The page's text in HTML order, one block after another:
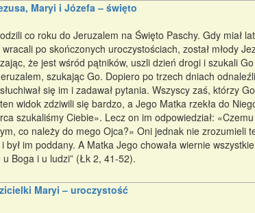
Maryi i Józefa – święto
co roku do Jeruzalem na Święto Paschy. Gdy miał
po skończonych uroczystościach, został młody
że jest wśród pątników, uszli dzień drogi i szukali
szukając Go. Dopiero po trzech dniach
się im i zadawał pytania. Wszyscy zaś, którzy
widok zdziwili się bardzo, a Jego Matka rzekła do
szukaliśmy Ciebie». Lecz on im odpowiedział:
co należy do mego Ojca?» Oni jednak nie zrozumieli
był im poddany. A Matka Jego chowała wiernie
Boga i u ludzi” (Łk 2, 41-52).
Maryi – uroczystość